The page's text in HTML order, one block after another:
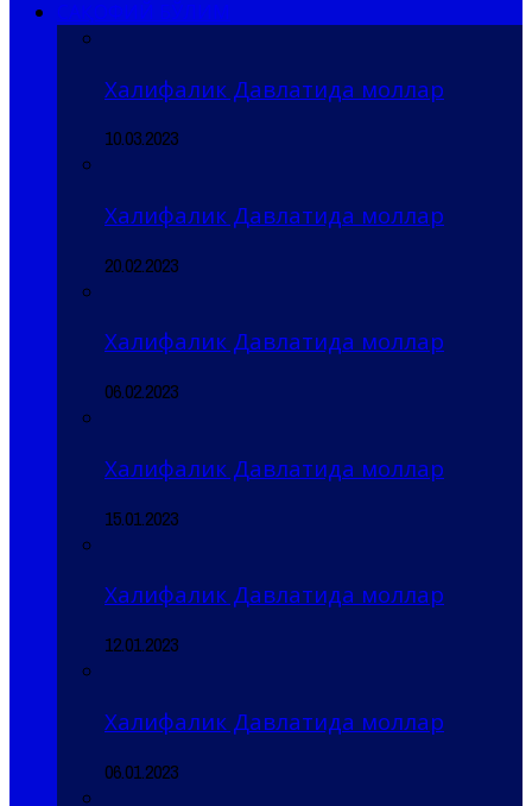
Халифалик Давлатида моллар
10.03.2023
Халифалик Давлатида моллар
20.02.2023
Халифалик Давлатида моллар
06.02.2023
Халифалик Давлатида моллар
15.01.2023
Халифалик Давлатида моллар
12.01.2023
Халифалик Давлатида моллар
06.01.2023